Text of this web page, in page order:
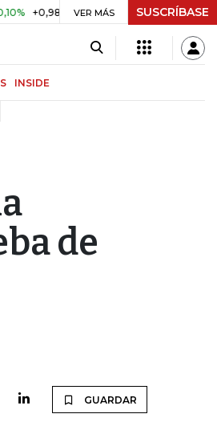
+0,98% UVR $ 416,86 +$ 0,05 +0,01%
VER MÁS SUSCRÍBASE
INSIDE
de
GUARDAR